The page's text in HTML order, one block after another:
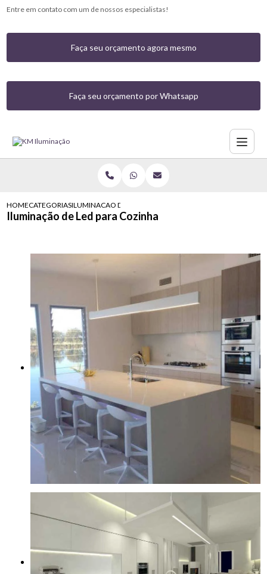
Entre em contato com um de nossos especialistas!
Faça seu orçamento agora mesmo
Faça seu orçamento por Whatsapp
HOMECATEGORIASILUMINACAO DE LED PARA COZINHA
Iluminação de Led para Cozinha